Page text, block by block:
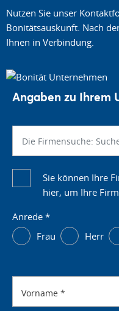
Nutzen Sie unser
Bonitätsauskunft. Nach
Ihnen in Verbindung.
Angaben zu Ihrem
Sie können Ihre
hier, um Ihre
Anrede *
Frau
Herr
Vorname *